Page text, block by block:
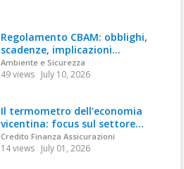
Regolamento CBAM: obblighi,
scadenze, implicazioni...
Ambiente e Sicurezza
49 views July 10, 2026
Il termometro dell’economia
vicentina: focus sul settore...
Credito Finanza Assicurazioni
14 views July 01, 2026